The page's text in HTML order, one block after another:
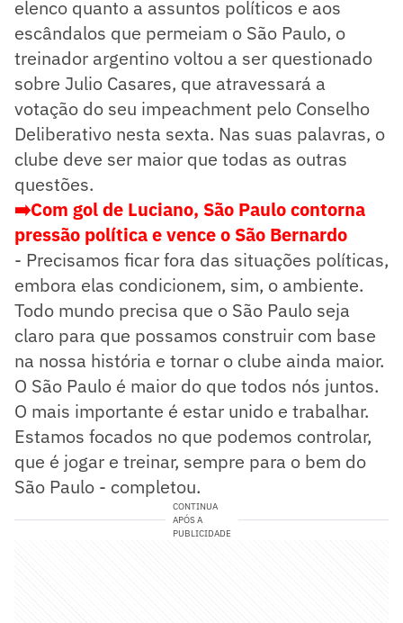
elenco quanto a assuntos políticos e aos
escândalos que permeiam o São Paulo, o
treinador argentino voltou a ser questionado
sobre Julio Casares, que atravessará a
votação do seu impeachment pelo Conselho
Deliberativo nesta sexta. Nas suas palavras, o
clube deve ser maior que todas as outras
questões.
➡️Com gol de Luciano, São Paulo contorna
pressão política e vence o São Bernardo
- Precisamos ficar fora das situações políticas,
embora elas condicionem, sim, o ambiente.
Todo mundo precisa que o São Paulo seja
claro para que possamos construir com base
na nossa história e tornar o clube ainda maior.
O São Paulo é maior do que todos nós juntos.
O mais importante é estar unido e trabalhar.
Estamos focados no que podemos controlar,
que é jogar e treinar, sempre para o bem do
São Paulo - completou.
CONTINUA
APÓS A
PUBLICIDADE